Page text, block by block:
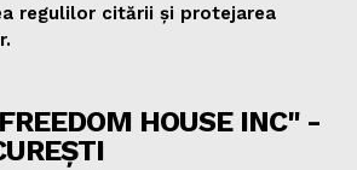
regulilor citării și protejarea
HOUSE INC" -